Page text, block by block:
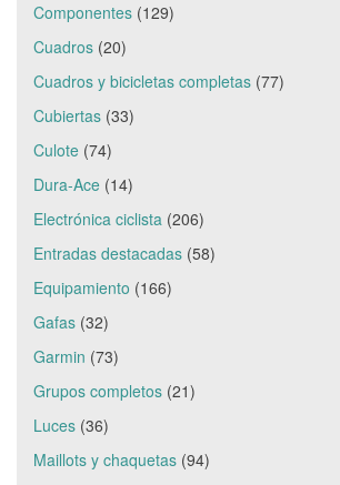
Componentes (129)
Cuadros (20)
Cuadros y bicicletas completas (77)
Cubiertas (33)
Culote (74)
Dura-Ace (14)
Electrónica ciclista (206)
Entradas destacadas (58)
Equipamiento (166)
Gafas (32)
Garmin (73)
Grupos completos (21)
Luces (36)
Maillots y chaquetas (94)